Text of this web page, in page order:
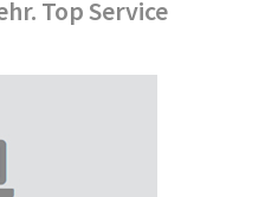
Top Service